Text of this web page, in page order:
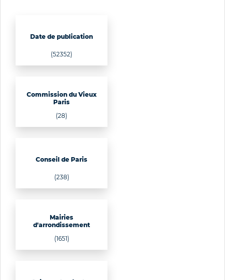
Date de publication
(52352)
Commission du Vieux
Paris
(28)
Conseil de Paris
(238)
Mairies
d'arrondissement
(1651)